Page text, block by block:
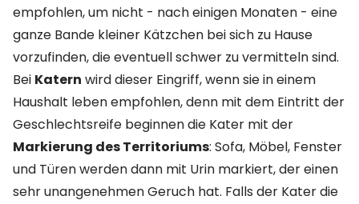
empfohlen, um nicht - nach einigen Monaten - eine
ganze Bande kleiner Kätzchen bei sich zu Hause
vorzufinden, die eventuell schwer zu vermitteln sind.
Bei Katern wird dieser Eingriff, wenn sie in einem
Haushalt leben empfohlen, denn mit dem Eintritt der
Geschlechtsreife beginnen die Kater mit der
Markierung des Territoriums: Sofa, Möbel, Fenster
und Türen werden dann mit Urin markiert, der einen
sehr unangenehmen Geruch hat. Falls der Kater die